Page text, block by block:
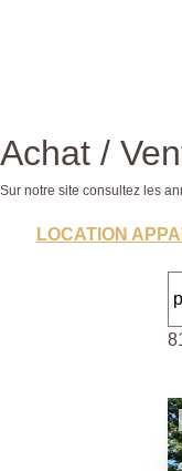
Achat /
Sur notre site consultez les
LOCATION